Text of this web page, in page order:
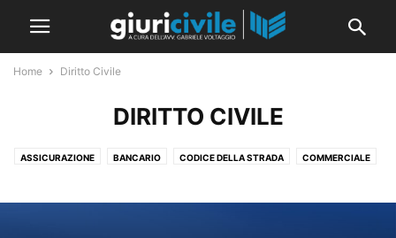
Home Diritto Civile
DIRITTO CIVILE
ASSICURAZIONE BANCARIO CODICE DELLA STRADA COMMERCIALE
GARANZIE GDPR E PRIVACY LAVORO OBBLIGAZIONI E CONTRATTI